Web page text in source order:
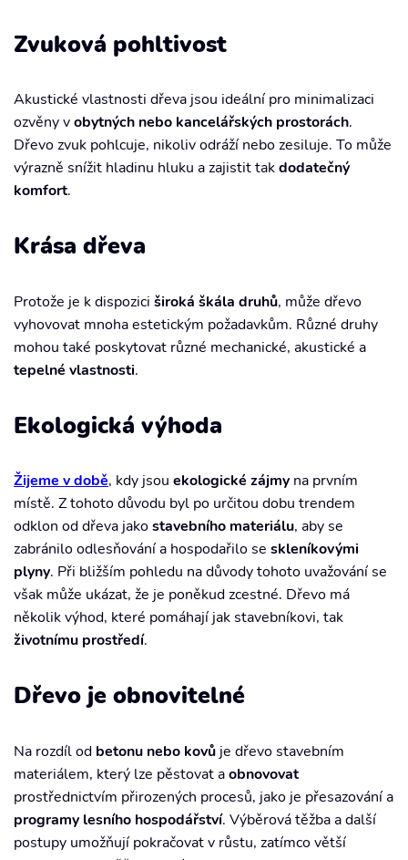
Zvuková pohltivost
Akustické vlastnosti dřeva jsou ideální pro minimalizaci
ozvěny vobytných nebo kancelářských prostorách.
Dřevo zvuk pohlcuje, nikoliv odráží nebo zesiluje. To může
výrazně snížit hladinu hluku a zajistit takdodatečný
komfort.
Krása dřeva
Protože je k dispozici široká škála druhů, může dřevo
vyhovovat mnoha estetickým požadavkům. Různé druhy
mohou také poskytovat různé mechanické, akustické a
tepelné vlastnosti.
Ekologická výhoda
Žijeme v době, kdy jsou ekologické zájmy na prvním
místě. Z tohoto důvodu byl po určitou dobu trendem
odklon od dřeva jakostavebního materiálu, aby se
zabránilo odlesňování a hospodařilo se skleníkovými
plyny. Při bližším pohledu na důvody tohoto uvažování se
však může ukázat, že je poněkud zcestné. Dřevo má
několik výhod, které pomáhají jak stavebníkovi, tak
životnímu prostředí.
Dřevo je obnovitelné
Na rozdíl od betonu nebo kovů je dřevo stavebním
materiálem, který lze pěstovat aobnovovat
prostřednictvím přirozených procesů, jako je přesazování a
programy lesního hospodářství. Výběrová těžba a další
postupy umožňují pokračovat v růstu, zatímco větší